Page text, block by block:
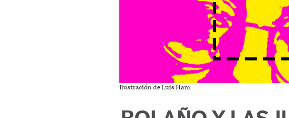
Ilustración de Luis Ham